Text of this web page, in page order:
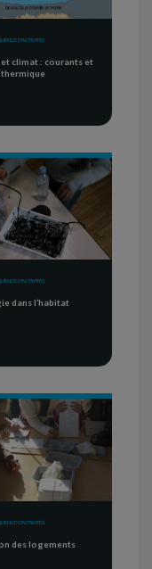
D'ACTIVITÉS
climat : courants et
D'ACTIVITÉS
dans l’habitat
D'ACTIVITÉS
des logements